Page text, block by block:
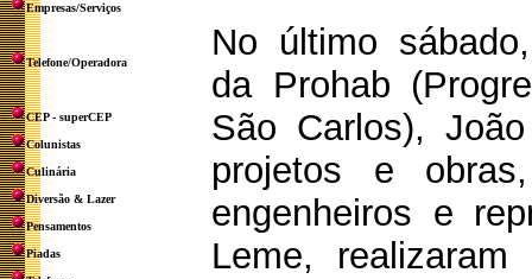
Empresas/Serviços
Telefone/Operadora
CEP - superCEP
Colunistas
Culinária
Diversão & Lazer
Pensamentos
Piadas
No último
da Prohab
São Carlos),
projetos e
engenheiros e
Leme,